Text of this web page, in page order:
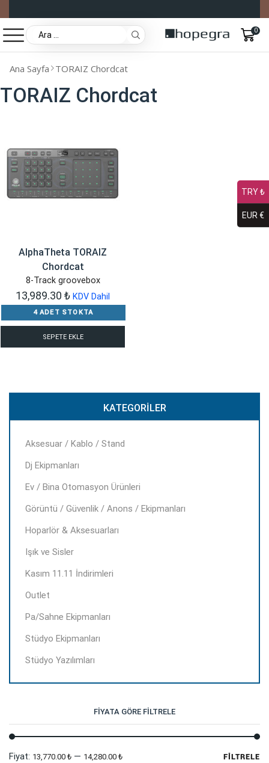
0
Ana Sayfa TORAIZ Chordcat
TORAIZ Chordcat
AlphaTheta TORAIZ
Chordcat
8-Track groovebox
13,989.30 ₺ KDV Dahil
4 ADET STOKTA
SEPETE EKLE
KATEGORILER
Aksesuar / Kablo / Stand
Dj Ekipmanları
Ev / Bina Otomasyon Ürünleri
Görüntü / Güvenlik / Anons / Ekipmanları
Hoparlör & Aksesuarları
Işık ve Sisler
Kasım 11.11 İndirimleri
Outlet
Pa/Sahne Ekipmanları
Stüdyo Ekipmanları
Stüdyo Yazılımları
FIYATA GÖRE FILTRELE
En
En
FILTRELE
Fiyat: 13,770.00 ₺ — 14,280.00 ₺
TRY ₺
EUR €